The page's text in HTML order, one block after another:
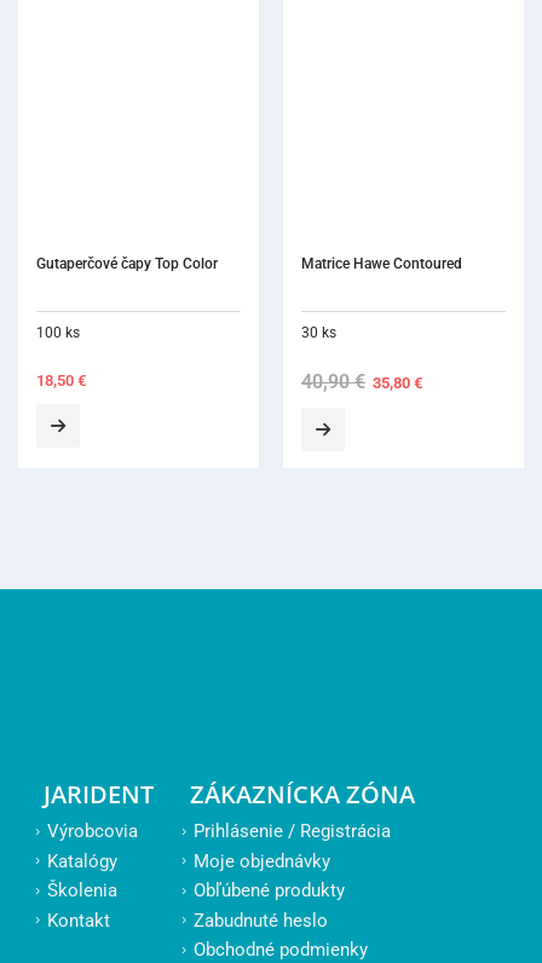
Matrice Hawe Contoured
Current
35,80 €.
Eucalyptol
8,70
JARIDENT
Výrobcovia
Katalógy
Školenia
Kontakt
ZÁKAZNÍCKA ZÓNA
Prihlásenie / Registrácia
Moje objednávky
Obľúbené produkty
Zabudnuté heslo
Obchodné podmienky